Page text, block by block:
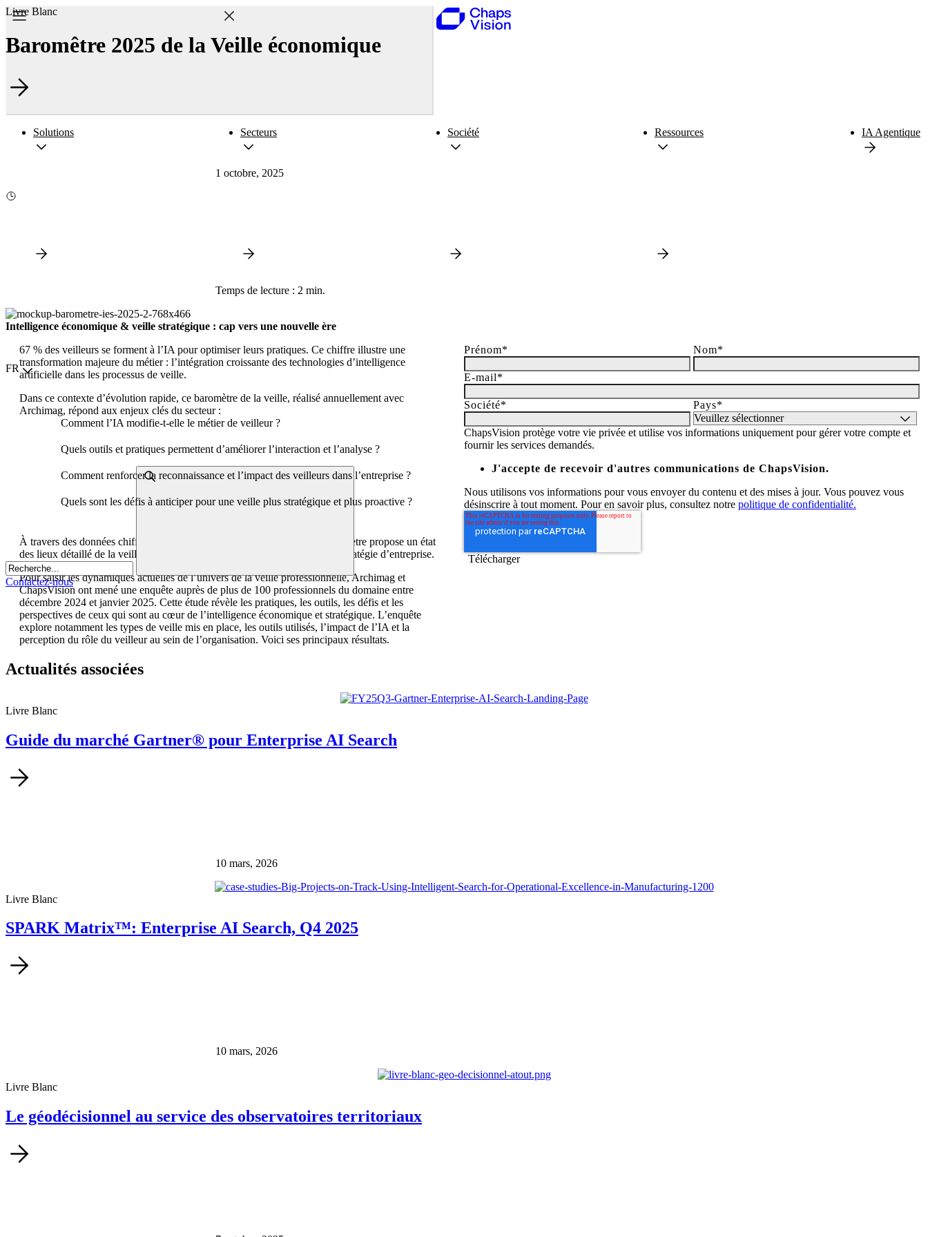
Solutions Secteurs Société Ressources IA Agentique
Choisir la langue
FR
Contactez-nous
Livre Blanc
Baromêtre 2025 de la Veille économique
1 octobre, 2025
Temps de lecture : 2 min.
Intelligence économique & veille stratégique : cap vers une nouvelle ère
67 % des veilleurs se forment à l’IA pour optimiser leurs pratiques. Ce chiffre illustre une
transformation majeure du métier : l’intégration croissante des technologies d’intelligence
artificielle dans les processus de veille.
Dans ce contexte d’évolution rapide, ce baromètre de la veille, réalisé annuellement avec
Archimag, répond aux enjeux clés du secteur :
Comment l’IA modifie-t-elle le métier de veilleur ?
Quels outils et pratiques permettent d’améliorer l’interaction et l’analyse ?
Comment renforcer la reconnaissance et l’impact des veilleurs dans l’entreprise ?
Quels sont les défis à anticiper pour une veille plus stratégique et plus proactive ?
À travers des données chiffrées, tendances et retours d’expérience, ce baromètre propose un état
des lieux détaillé de la veille en 2025 et des clés pour mieux l’intégrer à la stratégie d’entreprise.
Pour saisir les dynamiques actuelles de l’univers de la veille professionnelle, Archimag et
ChapsVision ont mené une enquête auprès de plus de 100 professionnels du domaine entre
décembre 2024 et janvier 2025. Cette étude révèle les pratiques, les outils, les défis et les
perspectives de ceux qui sont au cœur de l’intelligence économique et stratégique. L’enquête
explore notamment les types de veille mis en place, les outils utilisés, l’impact de l’IA et la
perception du rôle du veilleur au sein de l’organisation. Voici ses principaux résultats.
Prénom* Nom*
E-mail*
Société* Pays*
ChapsVision protège votre vie privée et utilise vos informations uniquement pour gérer votre compte et
fournir les services demandés.
J'accepte de recevoir d'autres communications de ChapsVision.
Nous utilisons vos informations pour vous envoyer du contenu et des mises à jour. Vous pouvez vous
désinscrire à tout moment. Pour en savoir plus, consultez notre politique de confidentialité.
Actualités associées
Livre Blanc
Guide du marché Gartner® pour Enterprise AI Search
10 mars, 2026
Livre Blanc
SPARK Matrix™: Enterprise AI Search, Q4 2025
10 mars, 2026
Livre Blanc
Le géodécisionnel au service des observatoires territoriaux